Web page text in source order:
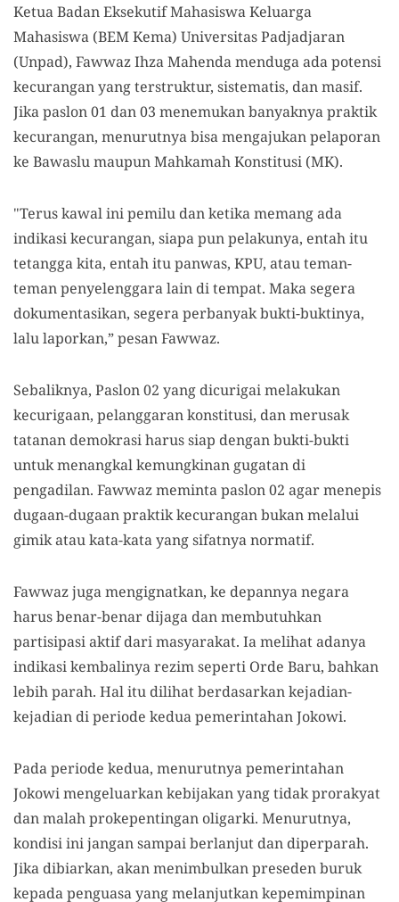
Ketua Badan Eksekutif Mahasiswa Keluarga
Mahasiswa (BEM Kema) Universitas Padjadjaran
(Unpad), Fawwaz Ihza Mahenda menduga ada potensi
kecurangan yang terstruktur, sistematis, dan masif.
Jika paslon 01 dan 03 menemukan banyaknya praktik
kecurangan, menurutnya bisa mengajukan pelaporan
ke Bawaslu maupun Mahkamah Konstitusi (MK).
"Terus kawal ini pemilu dan ketika memang ada
indikasi kecurangan, siapa pun pelakunya, entah itu
tetangga kita, entah itu panwas, KPU, atau teman-
teman penyelenggara lain di tempat. Maka segera
dokumentasikan, segera perbanyak bukti-buktinya,
lalu laporkan,” pesan Fawwaz.
Sebaliknya, Paslon 02 yang dicurigai melakukan
kecurigaan, pelanggaran konstitusi, dan merusak
tatanan demokrasi harus siap dengan bukti-bukti
untuk menangkal kemungkinan gugatan di
pengadilan. Fawwaz meminta paslon 02 agar menepis
dugaan-dugaan praktik kecurangan bukan melalui
gimik atau kata-kata yang sifatnya normatif.
Fawwaz juga mengignatkan, ke depannya negara
harus benar-benar dijaga dan membutuhkan
partisipasi aktif dari masyarakat. Ia melihat adanya
indikasi kembalinya rezim seperti Orde Baru, bahkan
lebih parah. Hal itu dilihat berdasarkan kejadian-
kejadian di periode kedua pemerintahan Jokowi.
Pada periode kedua, menurutnya pemerintahan
Jokowi mengeluarkan kebijakan yang tidak prorakyat
dan malah prokepentingan oligarki. Menurutnya,
kondisi ini jangan sampai berlanjut dan diperparah.
Jika dibiarkan, akan menimbulkan preseden buruk
kepada penguasa yang melanjutkan kepemimpinan